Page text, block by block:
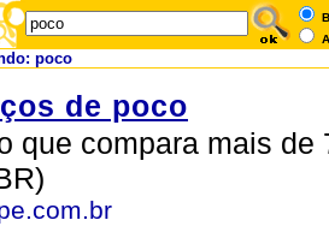
poco
de poco
que compara mais